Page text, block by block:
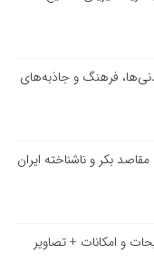
فرهنگ و جاذبه‌های
بکر و ناشناخته ایران
و امکانات + تصاویر